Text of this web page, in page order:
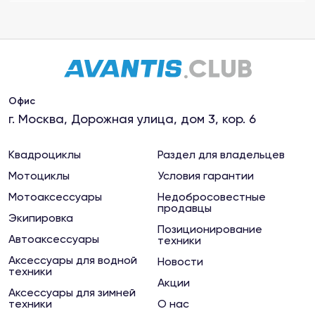
Магазин "МотоКалуга"
Киржач, ул.Привокзальная, 63
Магазин "Мотомаркет"
Сыктывкар, ул. Морозова, 209
Офис
г. Москва, Дорожная улица, дом 3, кор. 6
Квадроциклы
Мотоциклы
Мотоаксессуары
Экипировка
Автоаксессуары
Аксессуары для водной
техники
Аксессуары для зимней
техники
Раздел для владельцев
Условия гарантии
Недобросовестные
продавцы
Позиционирование
техники
Новости
Акции
О нас